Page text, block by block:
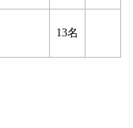
13名